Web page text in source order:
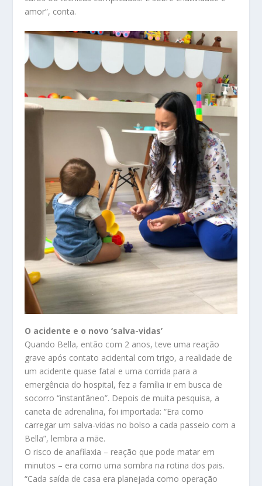
amor”, conta.
O acidente e o novo ‘salva-vidas’
Quando Bella, então com 2 anos, teve uma reação
grave após contato acidental com trigo, a realidade de
um acidente quase fatal e uma corrida para a
emergência do hospital, fez a família ir em busca de
socorro “instantâneo”. Depois de muita pesquisa, a
caneta de adrenalina, foi importada: “Era como
carregar um salva-vidas no bolso a cada passeio com a
Bella”, lembra a mãe.
O risco de anafilaxia – reação que pode matar em
minutos – era como uma sombra na rotina dos pais.
“Cada saída de casa era planejada como operação